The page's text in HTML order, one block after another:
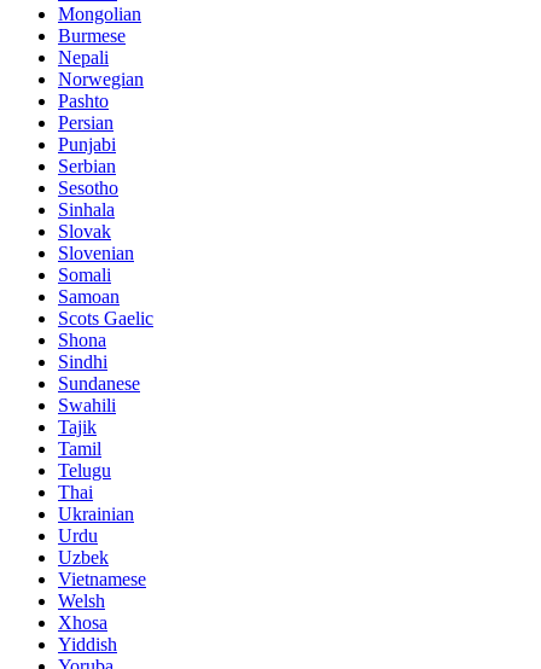
Mongolian
Burmese
Nepali
Norwegian
Pashto
Persian
Punjabi
Serbian
Sesotho
Sinhala
Slovak
Slovenian
Somali
Samoan
Scots Gaelic
Shona
Sindhi
Sundanese
Swahili
Tajik
Tamil
Telugu
Thai
Ukrainian
Urdu
Uzbek
Vietnamese
Welsh
Xhosa
Yiddish